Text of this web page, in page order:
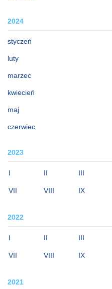
2024
styczeń
luty
marzec
kwiecień
maj
czerwiec
2023
I II III
VII VIII IX
2022
I II III
VII VIII IX
2021